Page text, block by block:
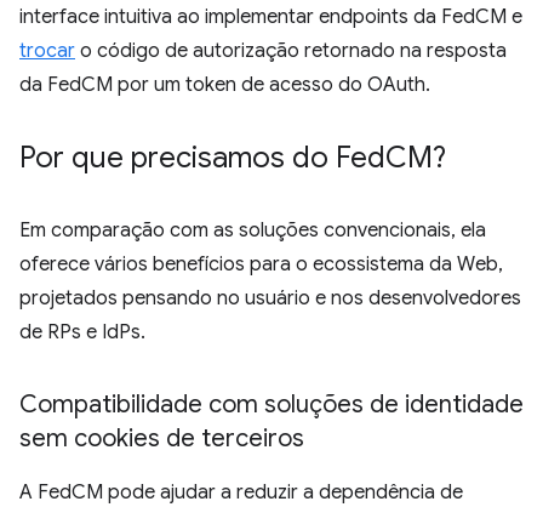
interface intuitiva ao implementar endpoints da FedCM e
trocar o código de autorização retornado na resposta
da FedCM por um token de acesso do OAuth.
Por que precisamos do FedCM?
Em comparação com as soluções convencionais, ela
oferece vários benefícios para o ecossistema da Web,
projetados pensando no usuário e nos desenvolvedores
de RPs e IdPs.
Compatibilidade com soluções de identidade
sem cookies de terceiros
A FedCM pode ajudar a reduzir a dependência de